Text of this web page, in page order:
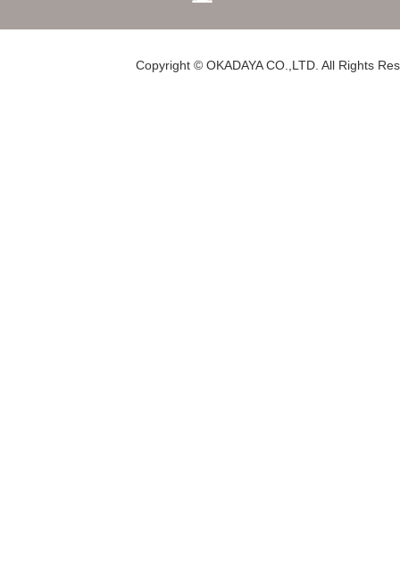
Copyright © OKADAYA CO.,LTD. All Rights